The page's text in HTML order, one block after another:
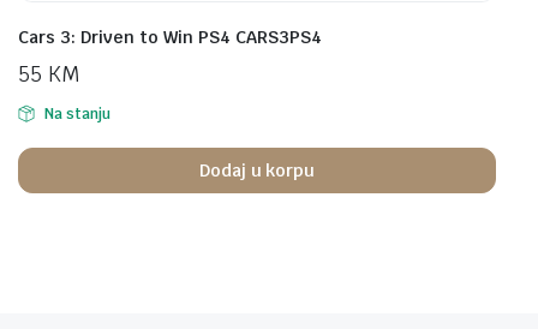
Cars 3: Driven to Win PS4 CARS3PS4
55 KM
Na stanju
Dodaj u korpu